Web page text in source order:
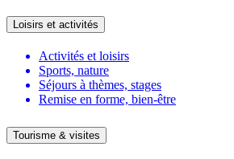
Loisirs et activités
Activités et loisirs
Sports, nature
Séjours à thèmes, stages
Remise en forme, bien-être
Tourisme & visites